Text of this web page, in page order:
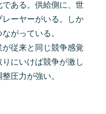
ある。供給側に、世
ーヤーがいる。しか
がっている。
従来と同じ競争感覚
にいけば競争が激し
圧力が強い。